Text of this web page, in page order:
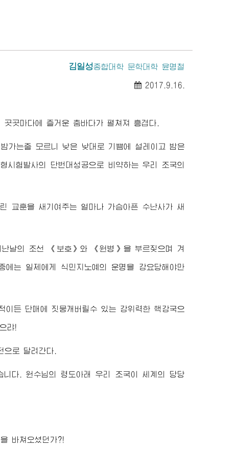
김일성종합대학 문학대학 윤명철
2017.9.16.
곳마다에 즐거운 춤바다가 펼쳐져 흥겹다.
가는줄 모르니 낮은 낮대로 기쁨에 설레이고 밤은
험발사의 단번대성공으로 비약하는 우리 조국의
교훈을 새기여주는 얼마나 가슴아픈 수난사가 새
날의 조선 《보호》와 《원병》을 부르짖으며 겨
는 일제에게 식민지노예의 운명을 강요당해야만
든 단매에 짓뭉개버릴수 있는 강위력한 핵강국으
랴!
으로 달려간다.
니다.원수님의 령도아래 우리 조국이 세계의 당당
바쳐오셨던가?!